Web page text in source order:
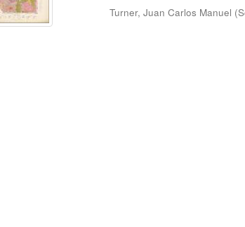
Turner, Juan Carlos Manuel (